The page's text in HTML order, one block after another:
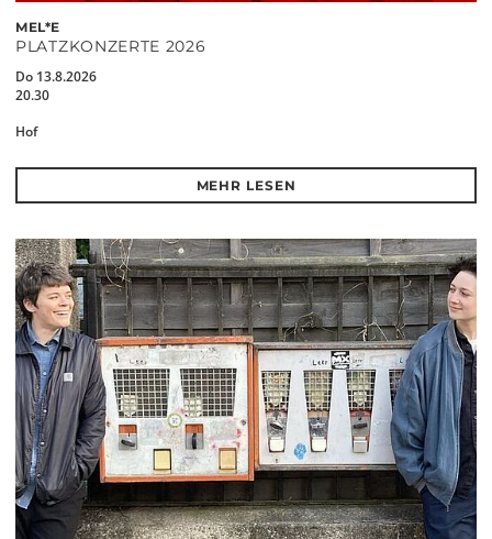
MEL*E
PLATZKONZERTE 2026
Do 13.8.2026
20.30
Hof
MEHR LESEN